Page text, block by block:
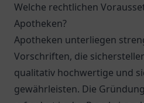
Welche rechtlichen
Apotheken?
Apotheken unterliegen
Vorschriften, die
qualitativ hochwertige und
gewährleisten. Die